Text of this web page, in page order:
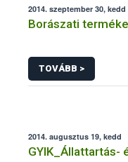
2014. szeptember 30, kedd
Borászati
TOVÁBB >
2014. augusztus 19, kedd
GYIK_Állattartás-